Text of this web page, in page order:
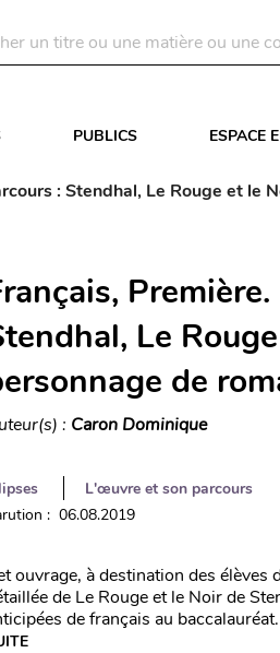
PUBLICS ESPACE
: Stendhal, Le Rouge et
Le
de
: Caron Dominique
L'œuvre et son parcours
: 06.08.2019
ouvrage, à destination des élèves
de Le Rouge et le Noir de
de français au